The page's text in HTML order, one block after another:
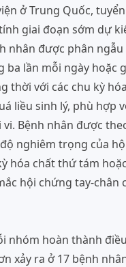
ở Trung Quốc,
giai đoạn sớm dự
nhân được phân ngẫu
ba lần mỗi ngày hoặc
thời với các chu kỳ
liều sinh lý, phù hợp
Bệnh nhân được
nghiêm trọng của
hóa chất thứ tám
hội chứng tay-chân
nhóm hoàn thành
xảy ra ở 17 bệnh